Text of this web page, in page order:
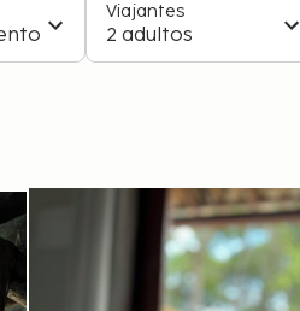
Viajantes
2 adultos